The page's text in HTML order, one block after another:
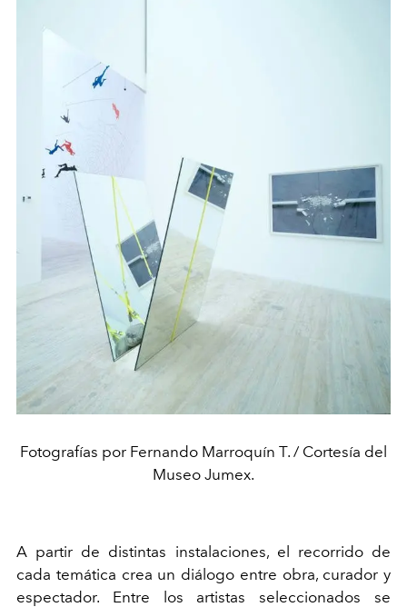
Fotografías por Fernando Marroquín T. / Cortesía del
Museo Jumex.
A partir de distintas instalaciones, el recorrido de
cada temática crea un diálogo entre obra, curador y
espectador. Entre los artistas seleccionados se